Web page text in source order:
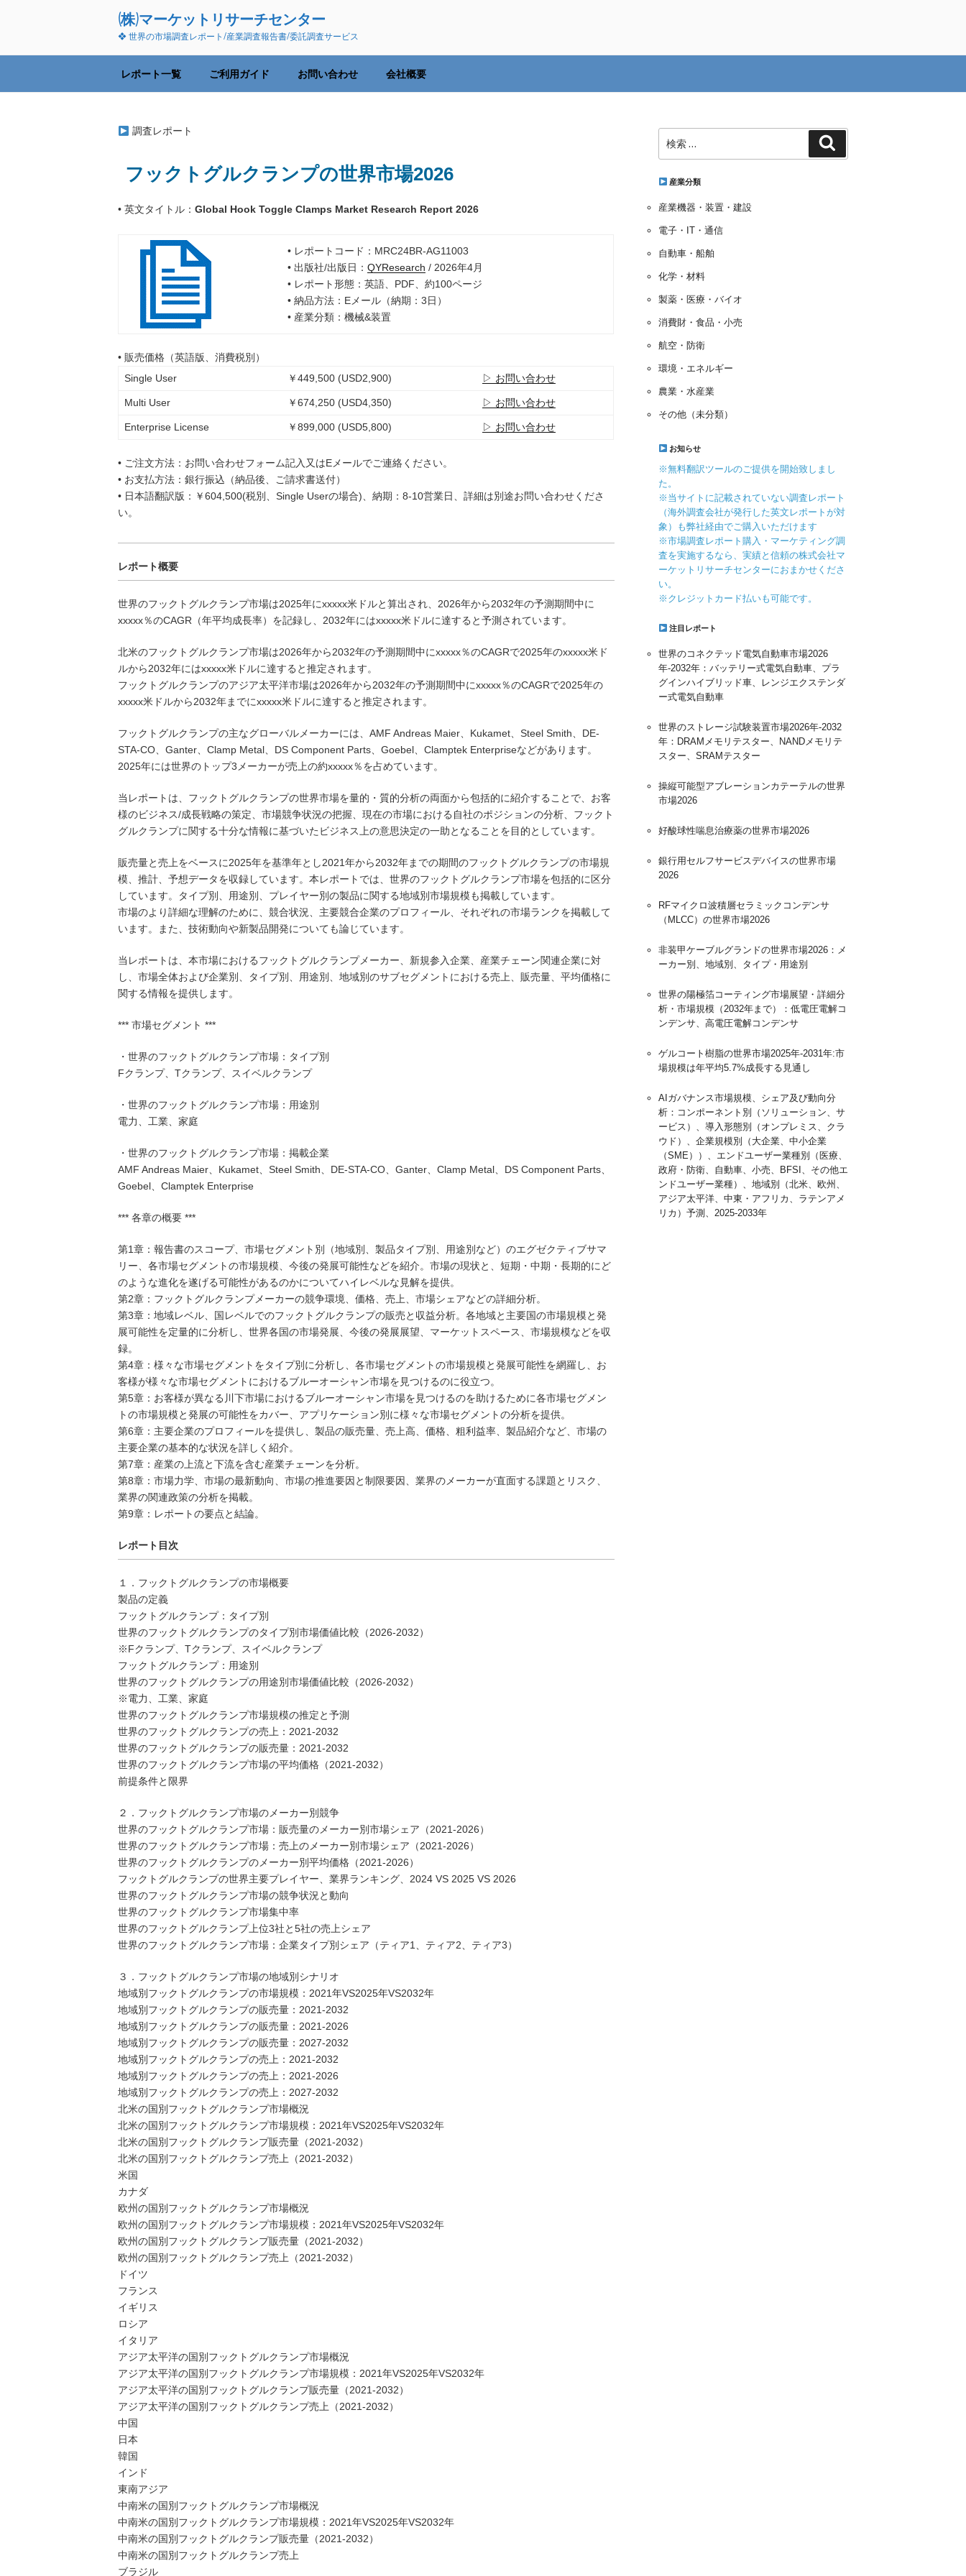
ン
へ
(株)マーケットリサーチセンター
❖ 世界の市場調査レポート/産業調査報告書/委託調査サービス
レポート一覧 ご利用ガイド お問い合わせ 会社概要
調査レポート
フックトグルクランプの世界市場2026
• 英文タイトル： Global Hook Toggle Clamps Market Research Report 2026
• レポートコード：MRC24BR-AG11003
• 出版社/出版日： QYResearch / 2026年4月
• レポート形態：英語、PDF、約100ページ
• 納品方法：Eメール（納期：3日）
• 産業分類：機械&装置
• 販売価格（英語版、消費税別）
Single User
￥449,500 (USD2,900) ▷ お問い合わせ
Multi User ￥674,250 (USD4,350) ▷ お問い合わせ
Enterprise License ￥899,000 (USD5,800) ▷ お問い合わせ
• ご注文方法：お問い合わせフォーム記入又はEメールでご連絡ください。
• お支払方法：銀行振込（納品後、ご請求書送付）
• 日本語翻訳版：￥604,500(税別、Single Userの場合)、納期：8-10営業日、詳細は別途お問い合わせくださ
い。
レポート概要
世界のフックトグルクランプ市場は2025年にxxxxx米ドルと算出され、2026年から2032年の予測期間中に
xxxxx％のCAGR（年平均成長率）を記録し、2032年にはxxxxx米ドルに達すると予測されています。
北米のフックトグルクランプ市場は2026年から2032年の予測期間中にxxxxx％のCAGRで2025年のxxxxx米ド
ルから2032年にはxxxxx米ドルに達すると推定されます。
フックトグルクランプのアジア太平洋市場は2026年から2032年の予測期間中にxxxxx％のCAGRで2025年の
xxxxx米ドルから2032年までにxxxxx米ドルに達すると推定されます。
フックトグルクランプの主なグローバルメーカーには、AMF Andreas Maier、Kukamet、Steel Smith、DE-
STA-CO、Ganter、Clamp Metal、DS Component Parts、Goebel、Clamptek Enterpriseなどがあります。
2025年には世界のトップ3メーカーが売上の約xxxxx％を占めています。
当レポートは、フックトグルクランプの世界市場を量的・質的分析の両面から包括的に紹介することで、お客
様のビジネス/成長戦略の策定、市場競争状況の把握、現在の市場における自社のポジションの分析、フックト
グルクランプに関する十分な情報に基づいたビジネス上の意思決定の一助となることを目的としています。
販売量と売上をベースに2025年を基準年とし2021年から2032年までの期間のフックトグルクランプの市場規
模、推計、予想データを収録しています。本レポートでは、世界のフックトグルクランプ市場を包括的に区分
しています。タイプ別、用途別、プレイヤー別の製品に関する地域別市場規模も掲載しています。
市場のより詳細な理解のために、競合状況、主要競合企業のプロフィール、それぞれの市場ランクを掲載して
います。また、技術動向や新製品開発についても論じています。
当レポートは、本市場におけるフックトグルクランプメーカー、新規参入企業、産業チェーン関連企業に対
し、市場全体および企業別、タイプ別、用途別、地域別のサブセグメントにおける売上、販売量、平均価格に
関する情報を提供します。
*** 市場セグメント ***
・世界のフックトグルクランプ市場：タイプ別
Fクランプ、Tクランプ、スイベルクランプ
・世界のフックトグルクランプ市場：用途別
電力、工業、家庭
・世界のフックトグルクランプ市場：掲載企業
AMF Andreas Maier、Kukamet、Steel Smith、DE-STA-CO、Ganter、Clamp Metal、DS Component Parts、
Goebel、Clamptek Enterprise
*** 各章の概要 ***
第1章：報告書のスコープ、市場セグメント別（地域別、製品タイプ別、用途別など）のエグゼクティブサマ
リー、各市場セグメントの市場規模、今後の発展可能性などを紹介。市場の現状と、短期・中期・長期的にど
のような進化を遂げる可能性があるのかについてハイレベルな見解を提供。
第2章：フックトグルクランプメーカーの競争環境、価格、売上、市場シェアなどの詳細分析。
第3章：地域レベル、国レベルでのフックトグルクランプの販売と収益分析。各地域と主要国の市場規模と発
展可能性を定量的に分析し、世界各国の市場発展、今後の発展展望、マーケットスペース、市場規模などを収
録。
第4章：様々な市場セグメントをタイプ別に分析し、各市場セグメントの市場規模と発展可能性を網羅し、お
客様が様々な市場セグメントにおけるブルーオーシャン市場を見つけるのに役立つ。
第5章：お客様が異なる川下市場におけるブルーオーシャン市場を見つけるのを助けるために各市場セグメン
トの市場規模と発展の可能性をカバー、アプリケーション別に様々な市場セグメントの分析を提供。
第6章：主要企業のプロフィールを提供し、製品の販売量、売上高、価格、粗利益率、製品紹介など、市場の
主要企業の基本的な状況を詳しく紹介。
第7章：産業の上流と下流を含む産業チェーンを分析。
第8章：市場力学、市場の最新動向、市場の推進要因と制限要因、業界のメーカーが直面する課題とリスク、
業界の関連政策の分析を掲載。
第9章：レポートの要点と結論。
レポート目次
１．フックトグルクランプの市場概要
製品の定義
フックトグルクランプ：タイプ別
世界のフックトグルクランプのタイプ別市場価値比較（2026-2032）
※Fクランプ、Tクランプ、スイベルクランプ
フックトグルクランプ：用途別
世界のフックトグルクランプの用途別市場価値比較（2026-2032）
※電力、工業、家庭
世界のフックトグルクランプ市場規模の推定と予測
世界のフックトグルクランプの売上：2021-2032
世界のフックトグルクランプの販売量：2021-2032
世界のフックトグルクランプ市場の平均価格（2021-2032）
前提条件と限界
２．フックトグルクランプ市場のメーカー別競争
世界のフックトグルクランプ市場：販売量のメーカー別市場シェア（2021-2026）
世界のフックトグルクランプ市場：売上のメーカー別市場シェア（2021-2026）
世界のフックトグルクランプのメーカー別平均価格（2021-2026）
フックトグルクランプの世界主要プレイヤー、業界ランキング、2024 VS 2025 VS 2026
世界のフックトグルクランプ市場の競争状況と動向
世界のフックトグルクランプ市場集中率
世界のフックトグルクランプ上位3社と5社の売上シェア
世界のフックトグルクランプ市場：企業タイプ別シェア（ティア1、ティア2、ティア3）
３．フックトグルクランプ市場の地域別シナリオ
地域別フックトグルクランプの市場規模：2021年VS2025年VS2032年
地域別フックトグルクランプの販売量：2021-2032
地域別フックトグルクランプの販売量：2021-2026
地域別フックトグルクランプの販売量：2027-2032
地域別フックトグルクランプの売上：2021-2032
地域別フックトグルクランプの売上：2021-2026
地域別フックトグルクランプの売上：2027-2032
北米の国別フックトグルクランプ市場概況
北米の国別フックトグルクランプ市場規模：2021年VS2025年VS2032年
北米の国別フックトグルクランプ販売量（2021-2032）
北米の国別フックトグルクランプ売上（2021-2032）
米国
カナダ
欧州の国別フックトグルクランプ市場概況
欧州の国別フックトグルクランプ市場規模：2021年VS2025年VS2032年
欧州の国別フックトグルクランプ販売量（2021-2032）
欧州の国別フックトグルクランプ売上（2021-2032）
ドイツ
フランス
イギリス
ロシア
イタリア
アジア太平洋の国別フックトグルクランプ市場概況
アジア太平洋の国別フックトグルクランプ市場規模：2021年VS2025年VS2032年
アジア太平洋の国別フックトグルクランプ販売量（2021-2032）
アジア太平洋の国別フックトグルクランプ売上（2021-2032）
中国
日本
韓国
インド
東南アジア
中南米の国別フックトグルクランプ市場概況
中南米の国別フックトグルクランプ市場規模：2021年VS2025年VS2032年
中南米の国別フックトグルクランプ販売量（2021-2032）
中南米の国別フックトグルクランプ売上
ブラジル
索:
産業分類
産業機器・装置・建設
電子・IT・通信
自動車・船舶
化学・材料
製薬・医療・バイオ
消費財・食品・小売
航空・防衛
環境・エネルギー
農業・水産業
その他（未分類）
お知らせ
※無料翻訳ツールのご提供を開始致しまし
た。
※当サイトに記載されていない調査レポート
（海外調査会社が発行した英文レポートが対
象）も弊社経由でご購入いただけます
※市場調査レポート購入・マーケティング調
査を実施するなら、実績と信頼の株式会社マ
ーケットリサーチセンターにおまかせくださ
い。
※クレジットカード払いも可能です。
注目レポート
世界のコネクテッド電気自動車市場2026
年-2032年：バッテリー式電気自動車、プラ
グインハイブリッド車、レンジエクステンダ
ー式電気自動車
世界のストレージ試験装置市場2026年-2032
年：DRAMメモリテスター、NANDメモリテ
スター、SRAMテスター
操縦可能型アブレーションカテーテルの世界
市場2026
好酸球性喘息治療薬の世界市場2026
銀行用セルフサービスデバイスの世界市場
2026
RFマイクロ波積層セラミックコンデンサ
（MLCC）の世界市場2026
非装甲ケーブルグランドの世界市場2026：メ
ーカー別、地域別、タイプ・用途別
世界の陽極箔コーティング市場展望・詳細分
析・市場規模（2032年まで）：低電圧電解コ
ンデンサ、高電圧電解コンデンサ
ゲルコート樹脂の世界市場2025年-2031年:市
場規模は年平均5.7%成長する見通し
AIガバナンス市場規模、シェア及び動向分
析：コンポーネント別（ソリューション、サ
ービス）、導入形態別（オンプレミス、クラ
ウド）、企業規模別（大企業、中小企業
（SME））、エンドユーザー業種別（医療、
政府・防衛、自動車、小売、BFSI、その他エ
ンドユーザー業種）、地域別（北米、欧州、
アジア太平洋、中東・アフリカ、ラテンアメ
リカ）予測、2025-2033年